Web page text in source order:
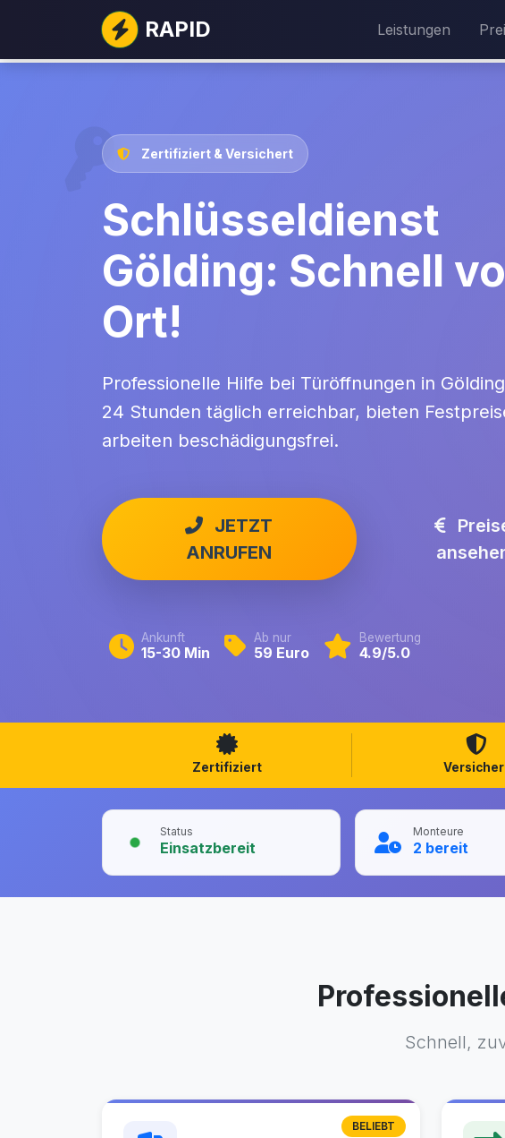
RAPID Leistungen
Zertifiziert & Versichert
Schlüsseldienst
Gölding: Schnell
Ort!
Professionelle Hilfe bei Türöffnungen in
24 Stunden täglich erreichbar, bieten
arbeiten beschädigungsfrei.
JETZT
ANRUFEN
Ankunft
15-30 Min
Ab nur
59 Euro
Bewertung
4.9/5.0
Zertifiziert
Status
Einsatzbereit
Monteure
2 bereit
Schnell,
BELIEBT